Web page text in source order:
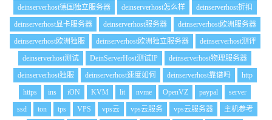
deinserverhost德国独立服务器
deinserverhost怎么样
deinserverhost折扣
deinserverhost显卡服务器
deinserverhost服务器
deinserverhost欧洲服务器
deinserverhost欧洲独服
deinserverhost欧洲独立服务器
deinserverhost测评
deinserverhost测试
DeinServerHost测试IP
deinserverhost物理服务器
deinserverhost独服
deinserverhost速度如何 deinserverhost靠谱吗
http
https
ins iON KVM lit nvme OpenVZ paypal
server
ssd
ton tps VPS vps云 vps云服务 vps云服务器
主机参考